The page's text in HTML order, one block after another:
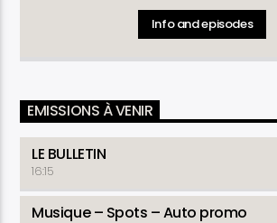
Info and episodes
EMISSIONS À VENIR
LE BULLETIN
16:15
Musique – Spots – Auto promo